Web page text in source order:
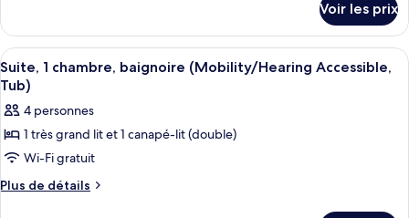
Chambre,
très
grand
lit
et
canapé-
lit
le
type
de
chambre
Chambre,
très
lit
et
1
Voir les prix
Afficher
toutes
les
photos
pour
ce
type
Une chambre d’hôtel dotée d’un
5
Suite, 1 chambre, baignoire (Mobility/Hearing Accessible,
Tub)
4 personnes
1 très grand lit et 1 canapé-lit (double)
Wi-Fi gratuit
Plus de détails
Plus